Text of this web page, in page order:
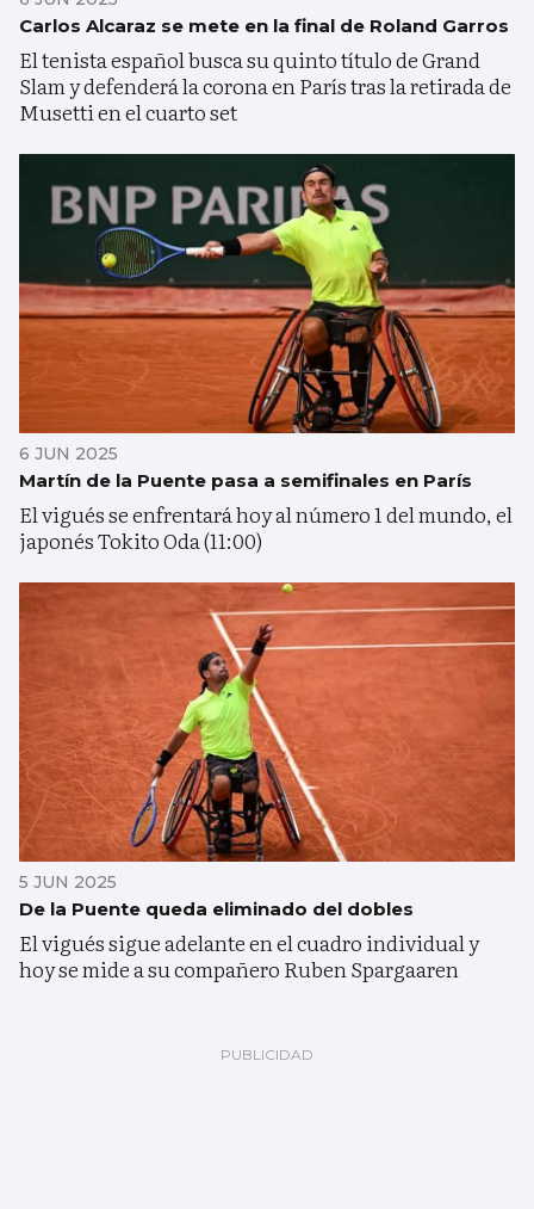
Carlos Alcaraz se mete en la final de Roland Garros
El tenista español busca su quinto título de Grand
Slam y defenderá la corona en París tras la retirada de
Musetti en el cuarto set
6 JUN 2025
Martín de la Puente pasa a semifinales en París
El vigués se enfrentará hoy al número 1 del mundo, el
japonés Tokito Oda (11:00)
5 JUN 2025
De la Puente queda eliminado del dobles
El vigués sigue adelante en el cuadro individual y
hoy se mide a su compañero Ruben Spargaaren